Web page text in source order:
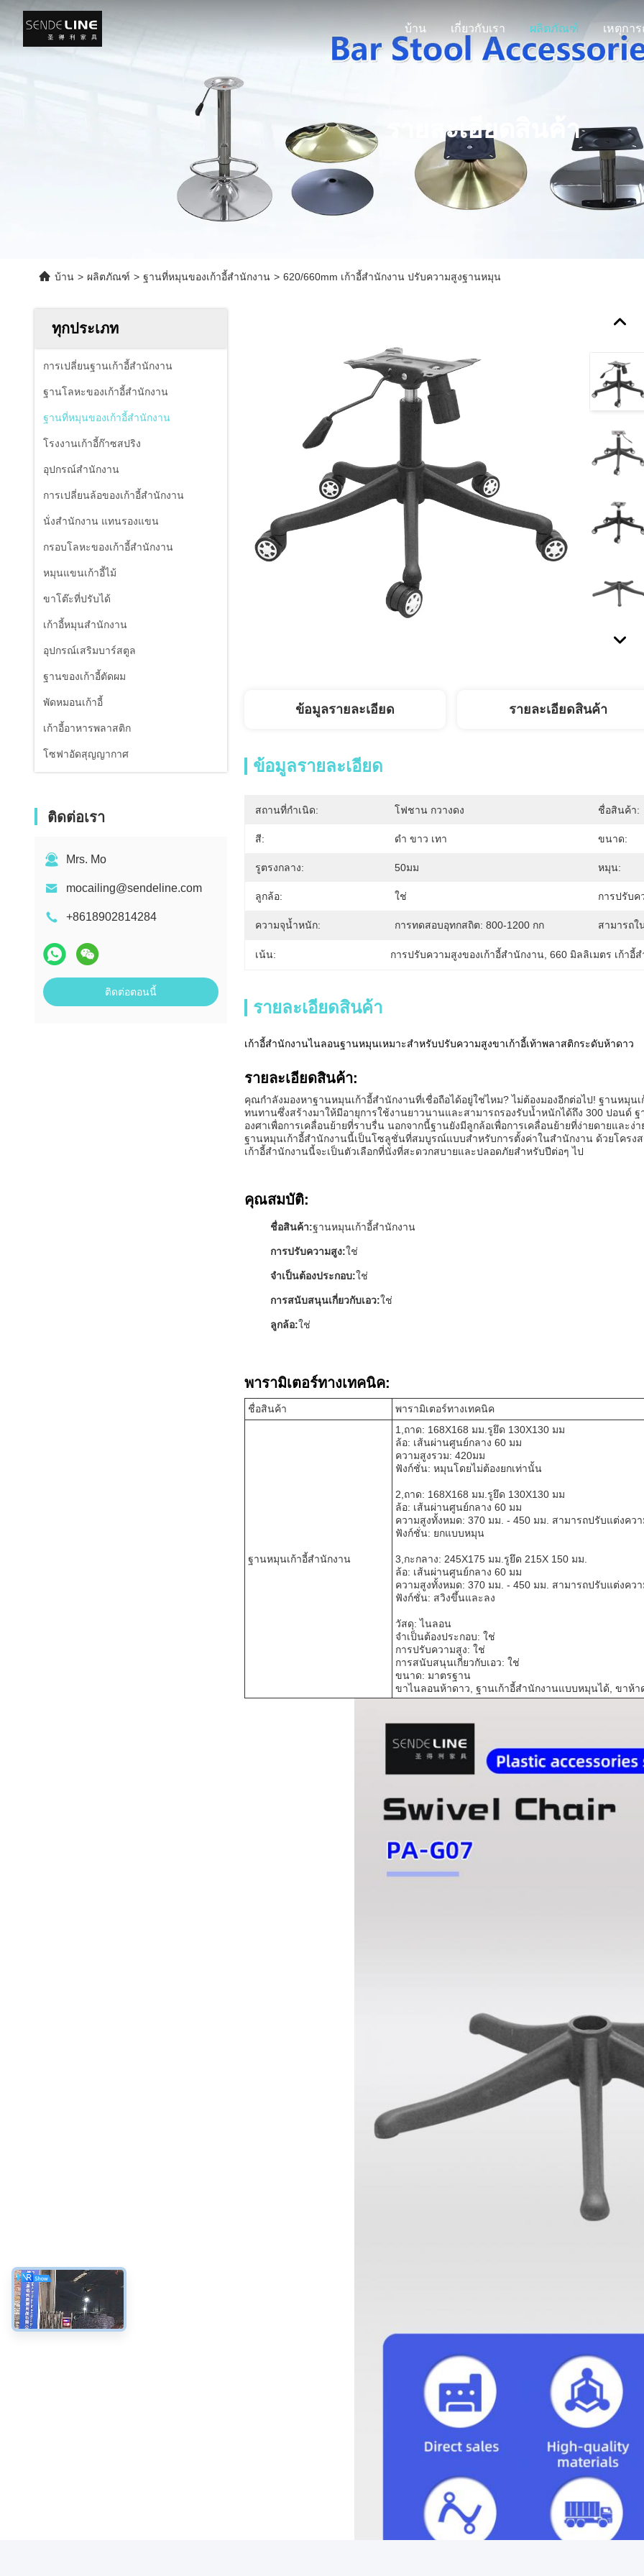
บ้าน เกี่ยวกับเรา ผลิตภัณฑ์
รายละเอียดสินค้า
บ้าน > ผลิตภัณฑ์ > ฐานที่หมุนของเก้าอี้สํานักงาน > 620/660mm เก้าอี้สํานักงาน ปรับความสูงฐานหมุน
ทุกประเภท
การเปลี่ยนฐานเก้าอี้สํานักงาน
ฐานโลหะของเก้าอี้สํานักงาน
ฐานที่หมุนของเก้าอี้สํานักงาน
โรงงานเก้าอี้ก๊าซสปริง
อุปกรณ์สํานักงาน
การเปลี่ยนล้อของเก้าอี้สํานักงาน
นั่งสํานักงาน แทนรองแขน
กรอบโลหะของเก้าอี้สํานักงาน
หมุนแขนเก้าอี้ไม้
ขาโต๊ะที่ปรับได้
เก้าอี้หมุนสํานักงาน
อุปกรณ์เสริมบาร์สตูล
ฐานของเก้าอี้ตัดผม
พัดหมอนเก้าอี้
เก้าอี้อาหารพลาสติก
โซฟาอัดสุญญากาศ
ติดต่อเรา
Mrs. Mo
mocailing@sendeline.com
+8618902814284
ติดต่อตอนนี้
ข้อมูลรายละเอียด รายละเอียดสินค้า
ข้อมูลรายละเอียด
สถานที่กำเนิด: โฟชาน กวางดง ชื่อสินค้า:
สี: ดำ ขาว เทา ขนาด:
รูตรงกลาง: 50มม หมุน:
ลูกล้อ: ใช่ การปรับค
ความจุน้ำหนัก: การทดสอบอุทกสถิต: 800-1200 กก สามารถใ
เน้น: การปรับความสูงของเก้าอี้สํานักงาน , 660 มิลลิเมตร เก้าอี้
รายละเอียดสินค้า
เก้าอี้สำนักงานไนลอนฐานหมุนเหมาะสำหรับปรับความสูงขาเก้าอี้เท้าพลาสติกระดับห้าดาว
รายละเอียดสินค้า:
คุณกำลังมองหาฐานหมุนเก้าอี้สำนักงานที่เชื่อถือได้อยู่ใช่ไหม? ไม่ต้องมองอีกต่อไป! ฐานหมุ
ทนทานซึ่งสร้างมาให้มีอายุการใช้งานยาวนานและสามารถรองรับน้ำหนักได้ถึง 300 ปอนด์
องศาเพื่อการเคลื่อนย้ายที่ราบรื่น นอกจากนี้ฐานยังมีลูกล้อเพื่อการเคลื่อนย้ายที่ง่ายดายและง่า
ฐานหมุนเก้าอี้สำนักงานนี้เป็นโซลูชั่นที่สมบูรณ์แบบสำหรับการตั้งค่าในสำนักงาน ด้วยโครง
เก้าอี้สำนักงานนี้จะเป็นตัวเลือกที่นั่งที่สะดวกสบายและปลอดภัยสำหรับปีต่อๆ ไป
คุณสมบัติ:
ชื่อสินค้า:ฐานหมุนเก้าอี้สำนักงาน
การปรับความสูง:ใช่
จำเป็นต้องประกอบ:ใช่
การสนับสนุนเกี่ยวกับเอว:ใช่
ลูกล้อ:ใช่
พารามิเตอร์ทางเทคนิค:
ชื่อสินค้า พารามิเตอร์ทางเทคนิค
ฐานหมุนเก้าอี้สำนักงาน
1,ถาด: 168X168 มม.รูยึด 130X130 มม
ล้อ: เส้นผ่านศูนย์กลาง 60 มม
ความสูงรวม: 420มม
ฟังก์ชั่น: หมุนโดยไม่ต้องยกเท่านั้น
2,ถาด: 168X168 มม.รูยึด 130X130 มม
ล้อ: เส้นผ่านศูนย์กลาง 60 มม
ความสูงทั้งหมด: 370 มม. - 450 มม. สามารถปรับแต่งควา
ฟังก์ชั่น: ยกแบบหมุน
3,กะกลาง: 245X175 มม.รูยึด 215X 150 มม.
ล้อ: เส้นผ่านศูนย์กลาง 60 มม
ความสูงทั้งหมด: 370 มม. - 450 มม. สามารถปรับแต่งควา
ฟังก์ชั่น: สวิงขึ้นและลง
วัสดุ: ไนลอน
จำเป็นต้องประกอบ: ใช่
การปรับความสูง: ใช่
การสนับสนุนเกี่ยวกับเอว: ใช่
ขนาด: มาตรฐาน
ขาไนลอนห้าดาว, ฐานเก้าอี้สำนักงานแบบหมุนได้, ขาห้